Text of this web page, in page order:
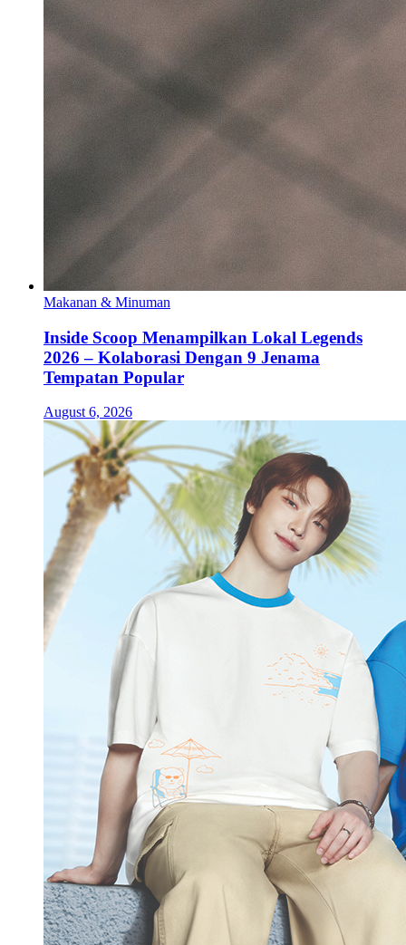
Makanan & Minuman
Inside Scoop Menampilkan Lokal Legends
2026 – Kolaborasi Dengan 9 Jenama
Tempatan Popular
August 6, 2026